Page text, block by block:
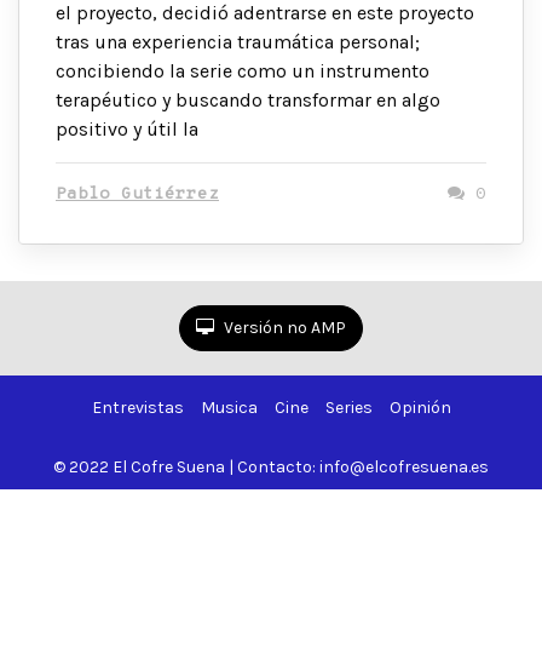
el proyecto, decidió adentrarse en este proyecto
tras una experiencia traumática personal;
concibiendo la serie como un instrumento
terapéutico y buscando transformar en algo
positivo y útil la
Pablo Gutiérrez 0
Versión no AMP
Entrevistas Musica Cine Series Opinión
© 2022 El Cofre Suena | Contacto: info@elcofresuena.es